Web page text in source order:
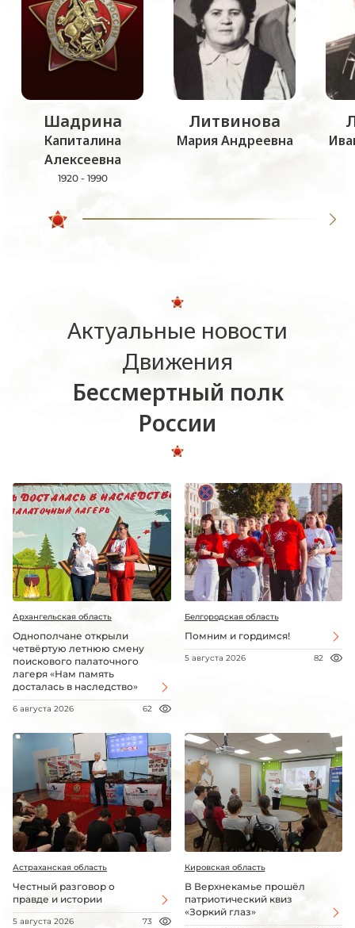
Шадрина
Капиталина
Алексеевна
1920 - 1990
Литвинова
Мария Андреевна
Актуальные новости
Движения
Бессмертный полк
России
Архангельская область
Однополчане открыли
четвёртую летнюю смену
поискового палаточного
лагеря «Нам память
досталась в наследство»
6 августа 2026 62
Белгородская область
Помним и гордимся!
5 августа 2026 82
Астраханская область
Честный разговор о
правде и истории
5 августа 2026 73
Кировская область
В Верхнекамье прошёл
патриотический квиз
«Зоркий глаз»